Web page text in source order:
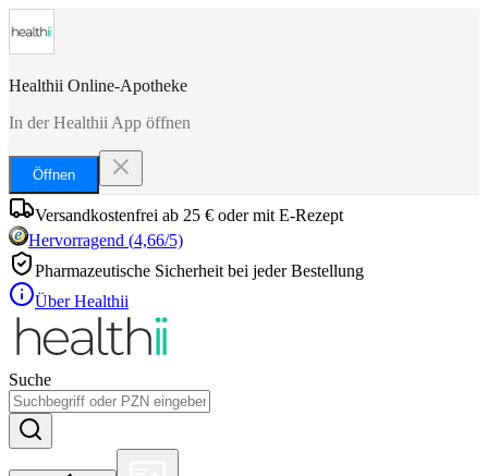
Healthii Online-Apotheke
In der Healthii App öffnen
Öffnen
Versandkostenfrei ab 25 € oder mit E-Rezept
Hervorragend (4,66/5)
Pharmazeutische Sicherheit bei jeder Bestellung
Über Healthii
Suche